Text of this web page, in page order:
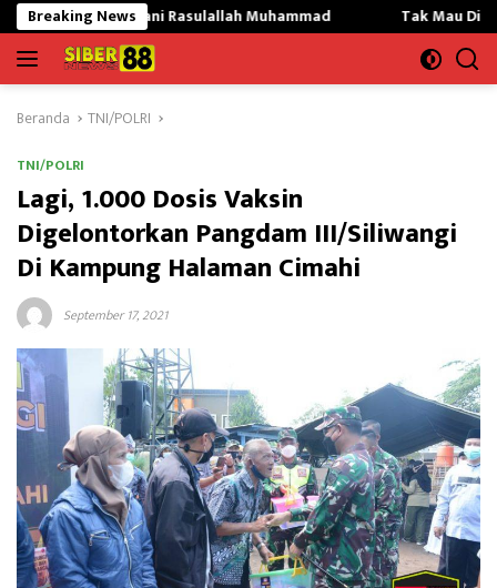
Langsung
ke
konten
Breaking News
Rasulallah Muhammad Tak Mau Dikritik,Kepsek
Beranda TNI/POLRI
TNI/POLRI
Lagi, 1.000 Dosis Vaksin
Digelontorkan Pangdam III/Siliwangi
Di Kampung Halaman Cimahi
September 17, 2021